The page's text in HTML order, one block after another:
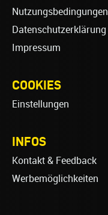
Nutzungsbedingungen
Datenschutzerklärung
Impressum
COOKIES
Einstellungen
INFOS
Kontakt & Feedback
Werbemöglichkeiten